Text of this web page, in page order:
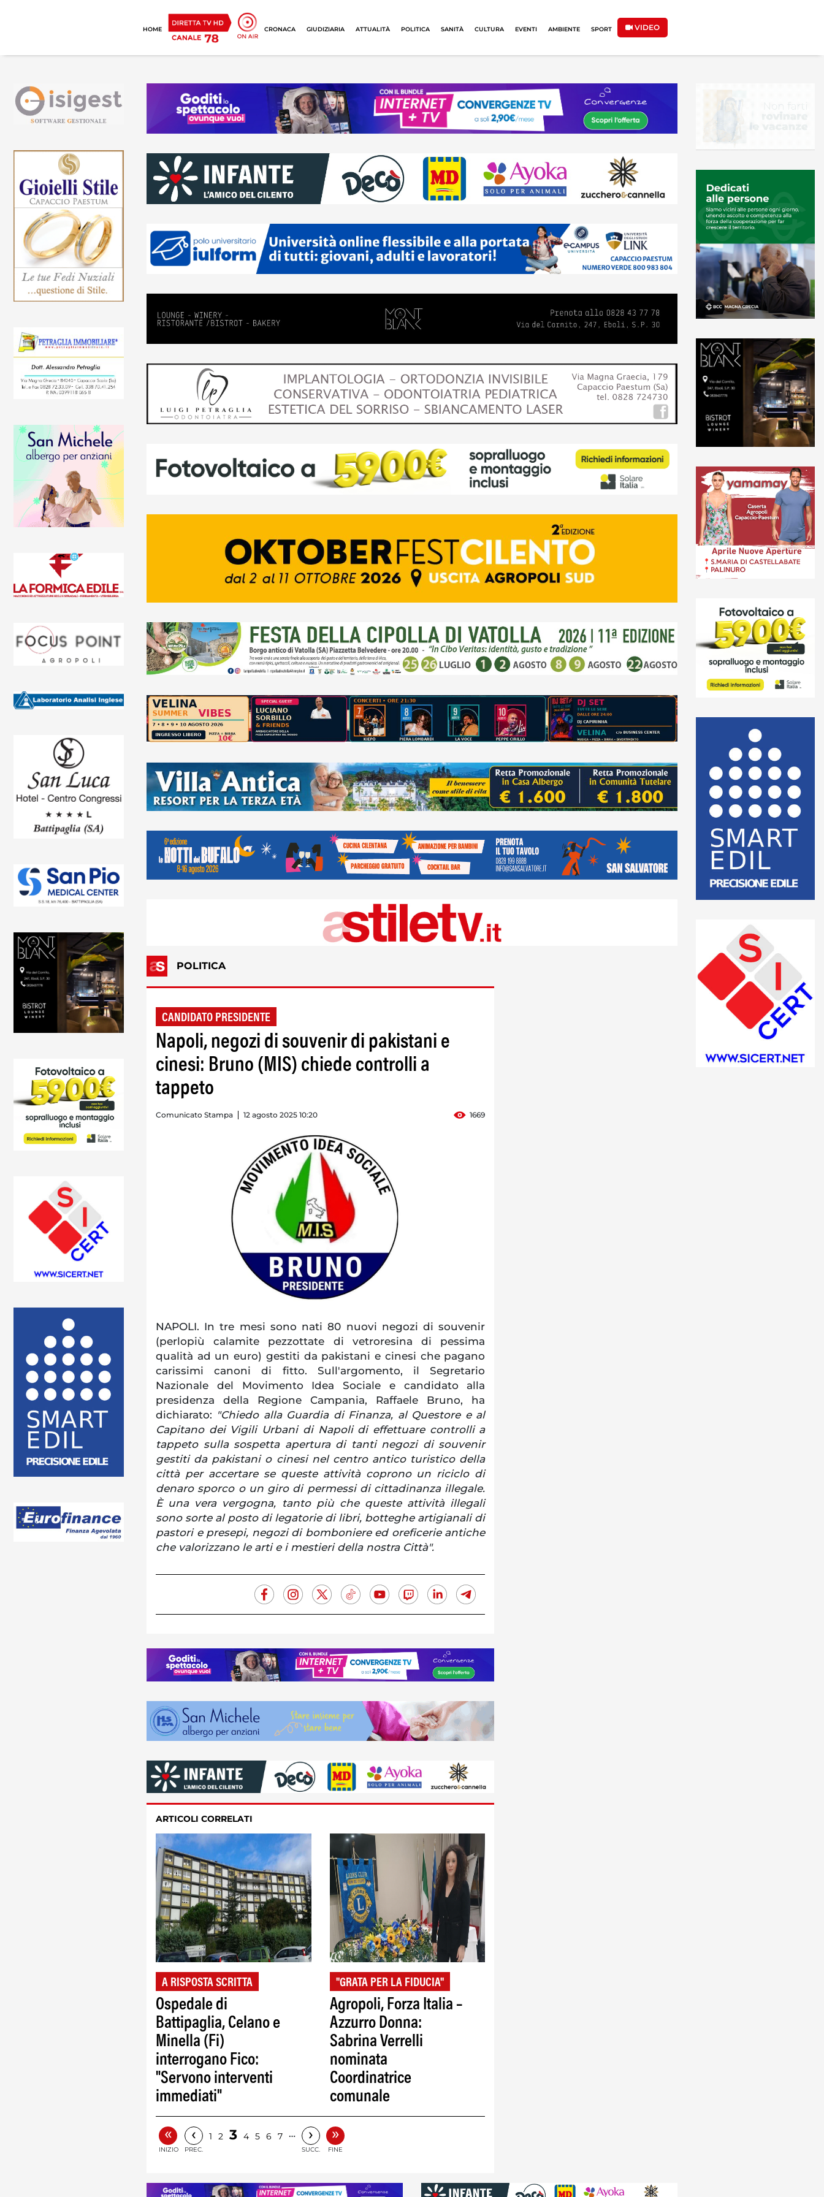
HOME CRONACA GIUDIZIARIA ATTUALITÀ POLITICA SANITÀ CULTURA EVENTI AMBIENTE SPORT VIDEO
POLITICA
CANDIDATO PRESIDENTE
Napoli, negozi di souvenir di pakistani e
cinesi: Bruno (MIS) chiede controlli a
tappeto
Comunicato Stampa 12 agosto 2025 10:20 1669
NAPOLI. In tre mesi sono nati 80 nuovi negozi di souvenir
(perlopiù calamite pezzottate di vetroresina di pessima
qualità ad un euro) gestiti da pakistani e cinesi che pagano
carissimi canoni di fitto. Sull'argomento, il Segretario
Nazionale del Movimento Idea Sociale e candidato alla
presidenza della Regione Campania, Raffaele Bruno, ha
dichiarato: "Chiedo alla Guardia di Finanza, al Questore e al
Capitano dei Vigili Urbani di Napoli di effettuare controlli a
tappeto sulla sospetta apertura di tanti negozi di souvenir
gestiti da pakistani o cinesi nel centro antico turistico della
città per accertare se queste attività coprono un riciclo di
denaro sporco o un giro di permessi di cittadinanza illegale.
È una vera vergogna, tanto più che queste attività illegali
sono sorte al posto di legatorie di libri, botteghe artigianali di
pastori e presepi, negozi di bomboniere ed oreficerie antiche
che valorizzano le arti e i mestieri della nostra Città".
ARTICOLI CORRELATI
A RISPOSTA SCRITTA
Ospedale di
Battipaglia, Celano e
Minella (Fi)
interrogano Fico:
"Servono interventi
immediati"
"GRATA PER LA FIDUCIA"
Agropoli, Forza Italia –
Azzurro Donna:
Sabrina Verrelli
nominata
Coordinatrice
comunale
«
INIZIO
‹
PREC.
1 2 3 4 5 6 7 … ›
SUCC.
»
FINE